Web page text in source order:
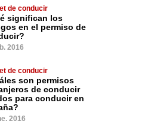
de conducir
significan los
en el permiso de
2016
de conducir
son permisos
de conducir
para conducir en
2016